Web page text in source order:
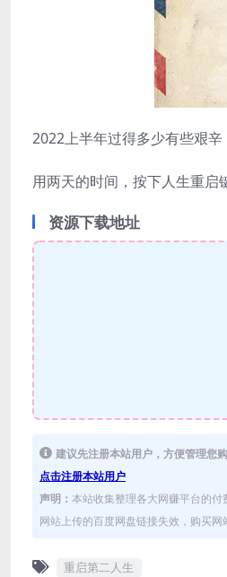
2022上半年过得多少有些艰辛
用两天的时间，按下人生重启
资源下载地址
建议先注册本站用户，方便管理您购
点击注册本站用户
声明： 本站收集整理各大网赚平台的付
网站上传的百度网盘链接失效，购买
重启第二人生